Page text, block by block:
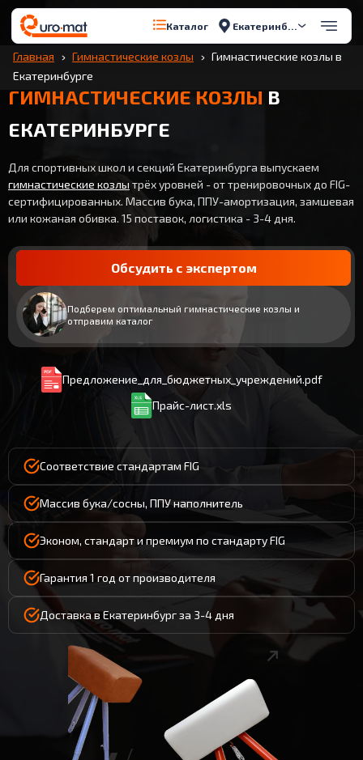
Каталог Екатеринбург
Главная Гимнастические козлы
Гимнастические козлы в
Екатеринбурге
ГИМНАСТИЧЕСКИЕ КОЗЛЫ В
ЕКАТЕРИНБУРГЕ
Для спортивных школ и секций Екатеринбурга выпускаем
гимнастические козлы трёх уровней - от тренировочных до FIG-
сертифицированных. Массив бука, ППУ-амортизация, замшевая
или кожаная обивка. 15 поставок, логистика - 3-4 дня.
Обсудить с экспертом
Подберем оптимальный гимнастические козлы и
отправим каталог
Предложение_для_бюджетных_учреждений.pdf
Прайс-лист.xls
Соответствие стандартам FIG
Массив бука/сосны, ППУ наполнитель
Эконом, стандарт и премиум по стандарту FIG
Гарантия 1 год от производителя
Доставка в Екатеринбург за 3-4 дня